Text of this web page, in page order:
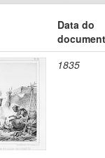
Data do
1835